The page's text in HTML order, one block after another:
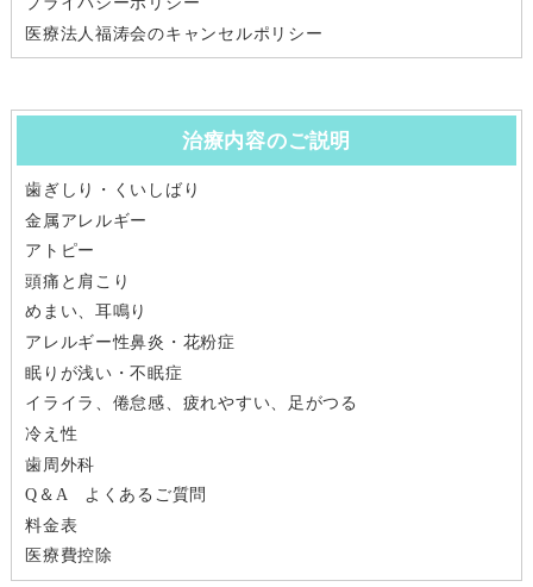
医療法人福涛会のキャンセルポリシー
治療内容のご説明
歯ぎしり・くいしばり
金属アレルギー
アトピー
頭痛と肩こり
めまい、耳鳴り
アレルギー性鼻炎・花粉症
眠りが浅い・不眠症
イライラ、倦怠感、疲れやすい、足がつる
冷え性
歯周外科
Q＆A よくあるご質問
料金表
医療費控除